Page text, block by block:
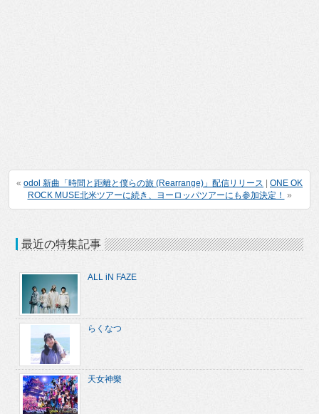
« odol 新曲「時間と距離と僕らの旅 (Rearrange)」配信リリース
ONE OK
ROCK MUSE北米ツアーに続き、ヨーロッパツアーにも参加決定！ »
最近の特集記事
ALL iN FAZE
らくなつ
天女神樂